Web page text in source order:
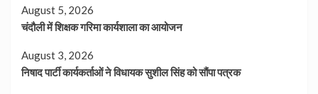
August 5, 2026
चंदौली में शिक्षक गरिमा कार्यशाला का आयोजन
August 3, 2026
निषाद पार्टी कार्यकर्ताओं ने विधायक सुशील सिंह को सौंपा पत्रक